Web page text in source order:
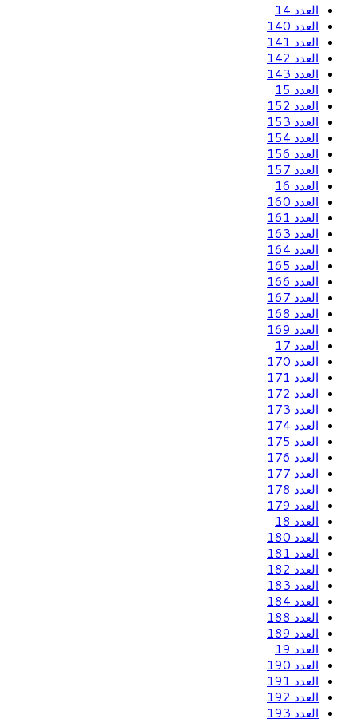
العدد 14
العدد 140
العدد 141
العدد 142
العدد 143
العدد 15
العدد 152
العدد 153
العدد 154
العدد 156
العدد 157
العدد 16
العدد 160
العدد 161
العدد 163
العدد 164
العدد 165
العدد 166
العدد 167
العدد 168
العدد 169
العدد 17
العدد 170
العدد 171
العدد 172
العدد 173
العدد 174
العدد 175
العدد 176
العدد 177
العدد 178
العدد 179
العدد 18
العدد 180
العدد 181
العدد 182
العدد 183
العدد 184
العدد 188
العدد 189
العدد 19
العدد 190
العدد 191
العدد 192
العدد 193